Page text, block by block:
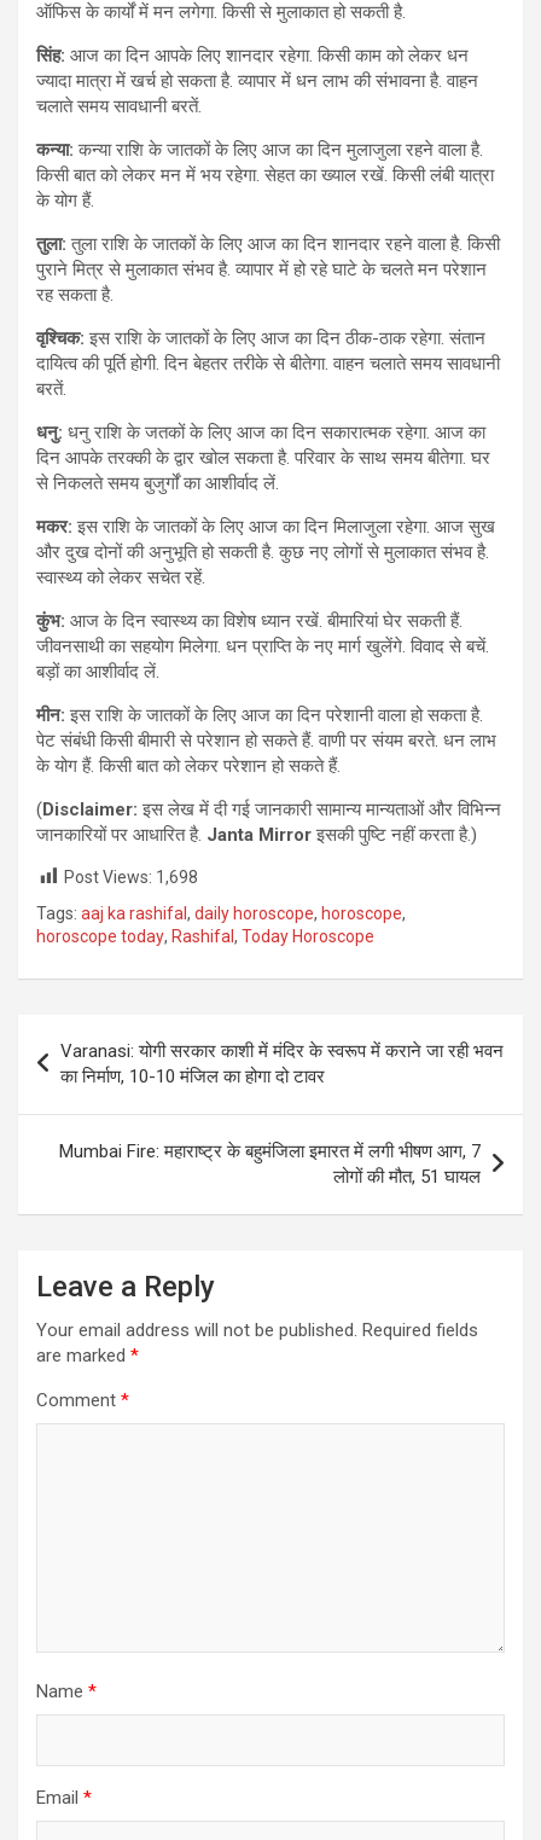
ऑफिस के कार्यों में मन लगेगा. किसी से मुलाकात हो सकती है.
सिंह: आज का दिन आपके लिए शानदार रहेगा. किसी काम को लेकर धन
ज्यादा मात्रा में खर्च हो सकता है. व्यापार में धन लाभ की संभावना है. वाहन
चलाते समय सावधानी बरतें.
कन्या:कन्या राशि के जातकों के लिए आज का दिन मुलाजुला रहने वाला है.
किसी बात को लेकर मन में भय रहेगा. सेहत का ख्याल रखें. किसी लंबी यात्रा
के योग हैं.
तुला: तुला राशि के जातकों के लिए आज का दिन शानदार रहने वाला है. किसी
पुराने मित्र से मुलाकात संभव है. व्यापार में हो रहे घाटे के चलते मन परेशान
रह सकता है.
वृश्चिक: इस राशि के जातकों के लिए आज का दिन ठीक-ठाक रहेगा. संतान
दायित्व की पूर्ति होगी. दिन बेहतर तरीके से बीतेगा. वाहन चलाते समय सावधानी
बरतें.
धनु: धनु राशि के जतकों के लिए आज का दिन सकारात्मक रहेगा. आज का
दिन आपके तरक्की के द्वार खोल सकता है. परिवार के साथ समय बीतेगा. घर
से निकलते समय बुजुर्गों का आशीर्वाद लें.
मकर: इस राशि के जातकों के लिए आज का दिन मिलाजुला रहेगा. आज सुख
और दुख दोनों की अनुभूति हो सकती है. कुछ नए लोगों से मुलाकात संभव है.
स्वास्थ्य को लेकर सचेत रहें.
कुंभ: आज के दिन स्वास्थ्य का विशेष ध्यान रखें. बीमारियां घेर सकती हैं.
जीवनसाथी का सहयोग मिलेगा. धन प्राप्ति के नए मार्ग खुलेंगे. विवाद से बचें.
बड़ों का आशीर्वाद लें.
मीन: इस राशि के जातकों के लिए आज का दिन परेशानी वाला हो सकता है.
पेट संबंधी किसी बीमारी से परेशान हो सकते हैं. वाणी पर संयम बरते. धन लाभ
के योग हैं. किसी बात को लेकर परेशान हो सकते हैं.
(Disclaimer: इस लेख में दी गई जानकारी सामान्य मान्यताओं और विभिन्न
जानकारियों पर आधारित है. Janta Mirrorइसकी पुष्टि नहीं करता है.)
Post Views: 1,698
Tags: aaj ka rashifal , daily horoscope, horoscope,
horoscope today, Rashifal , Today Horoscope
navigation
Varanasi: योगी सरकार काशी में मंदिर के स्वरूप में कराने जा रही भवन
का निर्माण, 10-10 मंजिल का होगा दो टावर
Mumbai Fire: महाराष्ट्र के बहुमंजिला इमारत में लगी भीषण आग, 7
लोगों की मौत, 51 घायल
Leave a Reply
Your email address will not be published. Required fields
are marked *
Comment *
Name *
Email *